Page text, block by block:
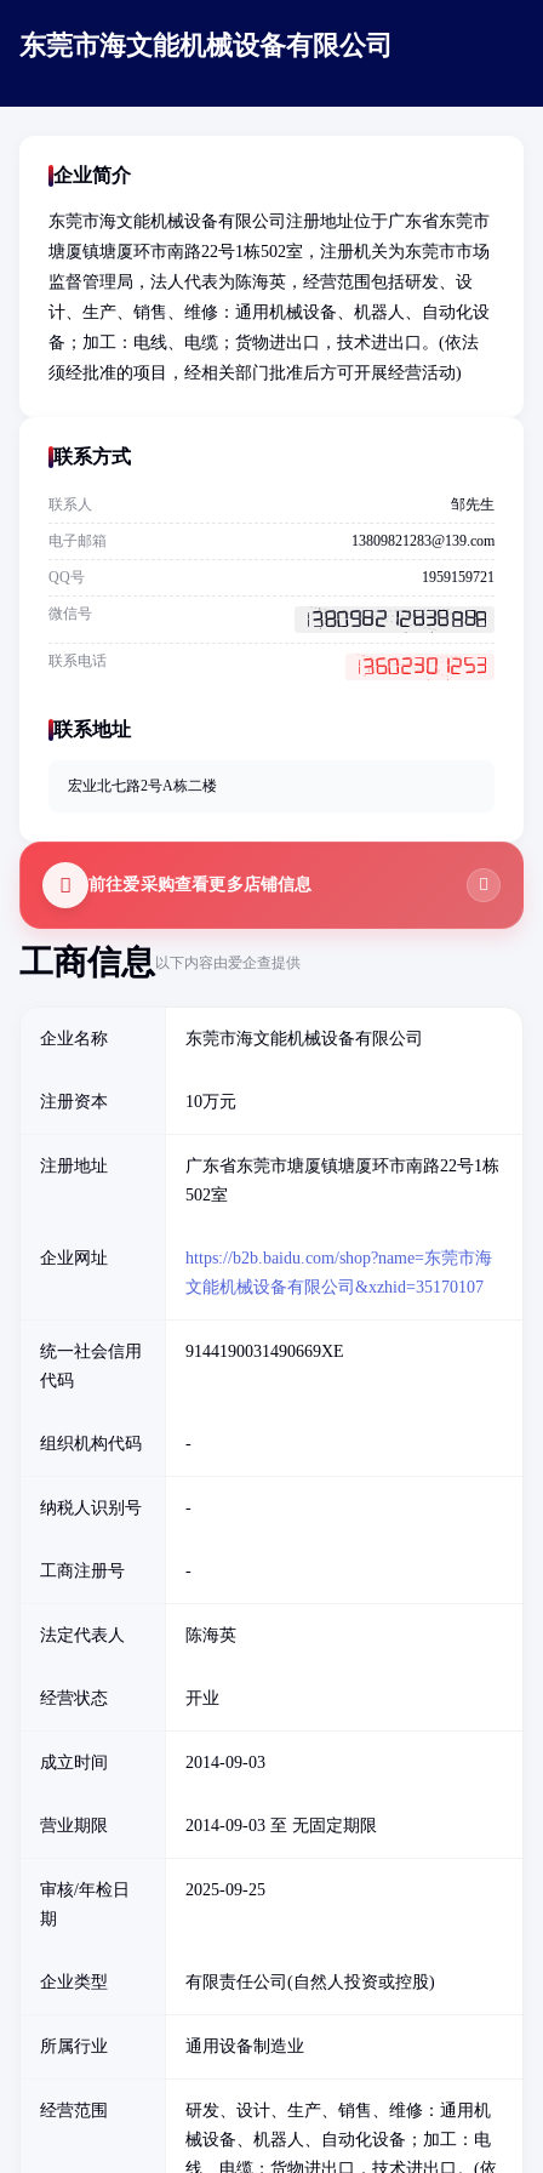
东莞市海文能机械设备有限公司
工商信息以下内容由爱企查提供
企业名称 东莞市海文能机械设备有限公司
注册资本 10万元
注册地址
广东省东莞市塘厦镇塘厦环市南路22号1栋
502室
企业网址
https://b2b.baidu.com/shop?name=东莞市海
文能机械设备有限公司&xzhid=35170107
统一社会信用
代码
9144190031490669XE
组织机构代码 -
纳税人识别号 -
工商注册号 -
法定代表人 陈海英
经营状态 开业
成立时间 2014-09-03
营业期限 2014-09-03 至 无固定期限
审核/年检日
期
2025-09-25
企业类型 有限责任公司(自然人投资或控股)
所属行业 通用设备制造业
经营范围
研发、设计、生产、销售、维修：通用机
械设备、机器人、自动化设备；加工：电
线、电缆；货物进出口，技术进出口。(依
企业简介
东莞市海文能机械设备有限公司注册地址位于广东省东莞市
塘厦镇塘厦环市南路22号1栋502室，注册机关为东莞市市场
监督管理局，法人代表为陈海英，经营范围包括研发、设
计、生产、销售、维修：通用机械设备、机器人、自动化设
备；加工：电线、电缆；货物进出口，技术进出口。(依法
须经批准的项目，经相关部门批准后方可开展经营活动)
联系方式
联系人 邹先生
电子邮箱 13809821283@139.com
QQ号 1959159721
微信号
联系电话
联系地址
宏业北七路2号A栋二楼
前往爱采购查看更多店铺信息